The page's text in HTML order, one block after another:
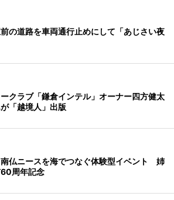
の道路を車両通行止めにして「あじさい夜
クラブ「鎌倉インテル」オーナー四方健太
「越境人」出版
仏ニースを海でつなぐ体験型イベント 姉
周年記念